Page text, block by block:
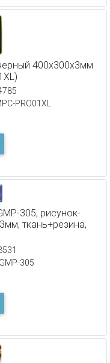
400x300x3мм
PRO01XL
305, рисунок-
ткань+резина,
305